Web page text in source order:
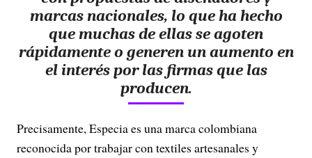
marcas nacionales, lo que ha hecho
que muchas de ellas se agoten
rápidamente o generen un aumento en
el interés por las firmas que las
producen.
Precisamente, Especia es una marca colombiana
reconocida por trabajar con textiles artesanales y